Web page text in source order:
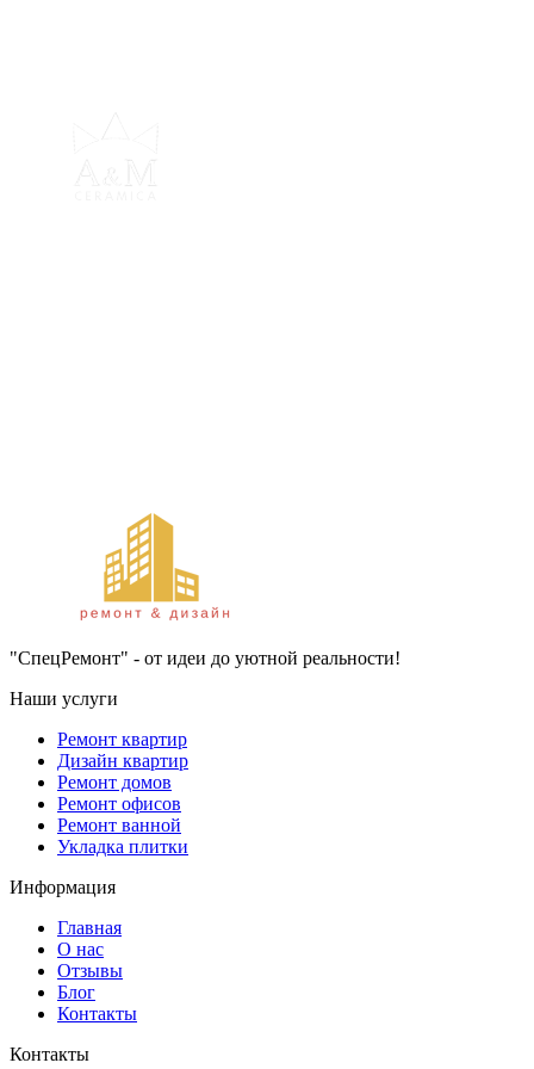
"СпецРемонт" - от идеи до уютной реальности!
Наши услуги
Ремонт квартир
Дизайн квартир
Ремонт домов
Ремонт офисов
Ремонт ванной
Укладка плитки
Информация
Главная
О нас
Отзывы
Блог
Контакты
Контакты